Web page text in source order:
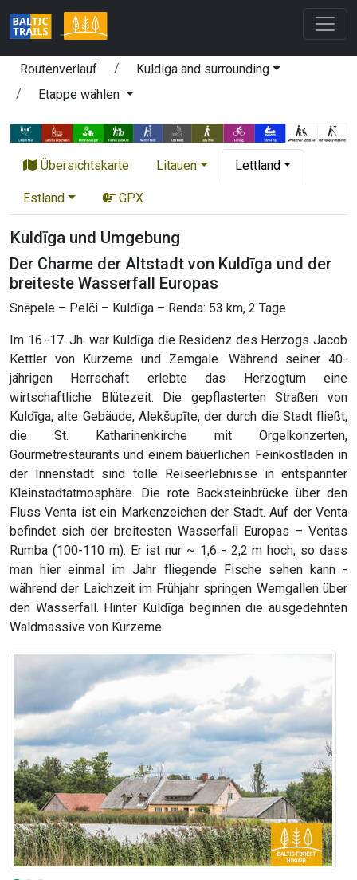
Routenverlauf
Kuldiga and surrounding
Etappe wählen
Übersichtskarte Litauen Lettland
Estland GPX
Kuldīga und Umgebung
Der Charme der Altstadt von Kuldīga und der
breiteste Wasserfall Europas
Snēpele – Pelči – Kuldīga – Renda: 53 km, 2 Tage
Im 16.-17. Jh. war Kuldīga die Residenz des Herzogs Jacob
Kettler von Kurzeme und Zemgale. Während seiner 40-
jährigen Herrschaft erlebte das Herzogtum eine
wirtschaftliche Blütezeit. Die gepflasterten Straßen von
Kuldīga, alte Gebäude, Alekšupīte, der durch die Stadt fließt,
die St. Katharinenkirche mit Orgelkonzerten,
Gourmetrestaurants und einem bäuerlichen Feinkostladen in
der Innenstadt sind tolle Reiseerlebnisse in entspannter
Kleinstadtatmosphäre. Die rote Backsteinbrücke über den
Fluss Venta ist ein Markenzeichen der Stadt. Auf der Venta
befindet sich der breitesten Wasserfall Europas – Ventas
Rumba (100-110 m). Er ist nur ~ 1,6 - 2,2 m hoch, so dass
man hier einmal im Jahr fliegende Fische sehen kann -
während der Laichzeit im Frühjahr springen Wemgallen über
den Wasserfall. Hinter Kuldīga beginnen die ausgedehnten
Waldmassive von Kurzeme.